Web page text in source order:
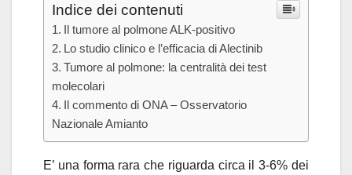
Indice dei contenuti
Il tumore al polmone ALK-positivo
Lo studio clinico e l’efficacia di Alectinib
Tumore al polmone: la centralità dei test
molecolari
Il commento di ONA – Osservatorio
Nazionale Amianto
E’ una forma rara che riguarda circa il 3-6% dei